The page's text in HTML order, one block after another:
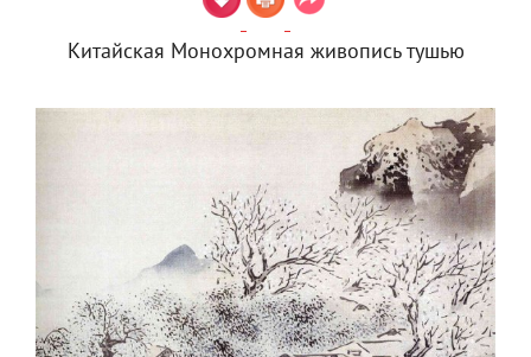
Китайская Монохромная живопись тушью